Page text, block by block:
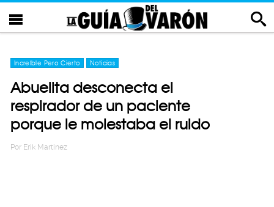
Increíble Pero Cierto Noticias
Abuelita desconecta el
respirador de un paciente
porque le molestaba el ruido
Por Erik Martinez